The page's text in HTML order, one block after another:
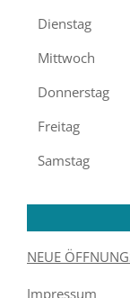
Dienstag
Mittwoch
Donnerstag
Freitag
Samstag
NEUE
Impressum